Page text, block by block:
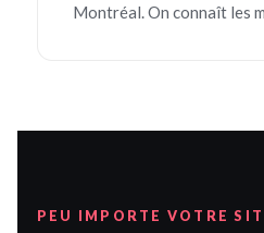
Montréal. On connaît les
PEU IMPORTE VOTRE